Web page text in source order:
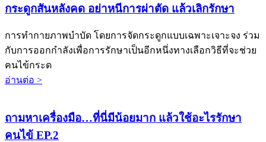
กระดูกสันหลังคด อย่าหนีการผ่าตัด แล้วเลิกรักษา
การทำกายภาพบำบัด โดยการจัดกระดูกแบบเฉพาะเจาะจง ร่วม
กับการออกกำลังเพื่อการรักษาเป็นอีกหนึ่งทางเลือกวิธีที่จะช่วย
คนไข้กระด
อ่านต่อ >
ถามหาเครื่องมือ…ที่นี่มีน้อยมาก แล้วใช้อะไรรักษา
คนไข้ EP.2